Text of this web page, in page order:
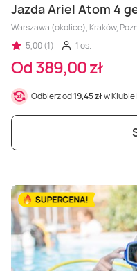
Jazda Ariel Atom 4
Warszawa (okolice), Kraków,
5,00 (1)
1 os.
Od 389,00 zł
Odbierz od19,45 złw